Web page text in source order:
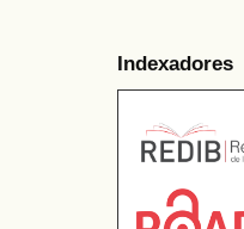
Indexadores